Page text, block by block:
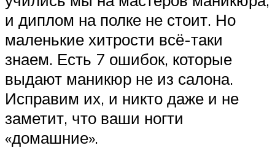
и диплом на полке не стоит. Но
маленькие хитрости всё-таки
знаем. Есть 7 ошибок, которые
выдают маникюр не из салона.
Исправим их, и никто даже и не
заметит, что ваши ногти
«домашние».